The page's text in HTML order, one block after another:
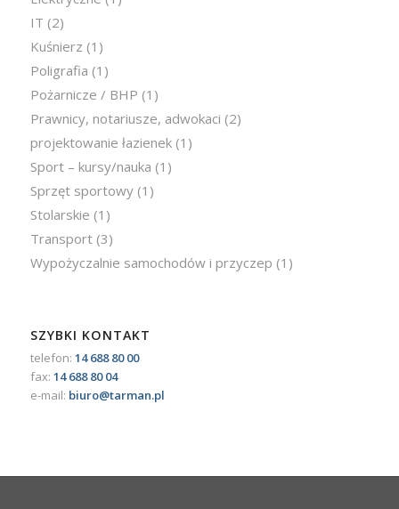
IT (2)
Kuśnierz (1)
Poligrafia (1)
Pożarnicze / BHP (1)
Prawnicy, notariusze, adwokaci (2)
projektowanie łazienek(1)
Sport – kursy/nauka (1)
Sprzęt sportowy(1)
Stolarskie (1)
Transport(3)
Wypożyczalnie samochodów i przyczep (1)
SZYBKI KONTAKT
telefon: 14 688 80 00
fax: 14 688 80 04
e-mail: biuro@tarman.pl